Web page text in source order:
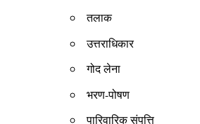
तलाक
उत्तराधिकार
गोद लेना
भरण-पोषण
पारिवारिक संपत्ति